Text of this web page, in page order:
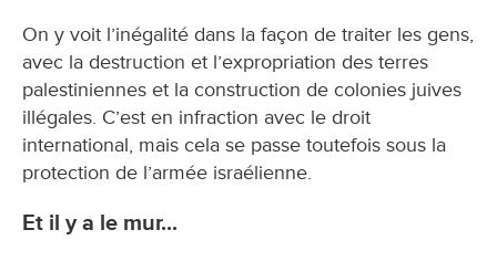
On y voit l’inégalité dans la façon de traiter les gens,
avec la destruction et l’expropriation des terres
palestiniennes et la construction de colonies juives
illégales. C’est en infraction avec le droit
international, mais cela se passe toutefois sous la
protection de l’armée israélienne.
Et il y a le mur...